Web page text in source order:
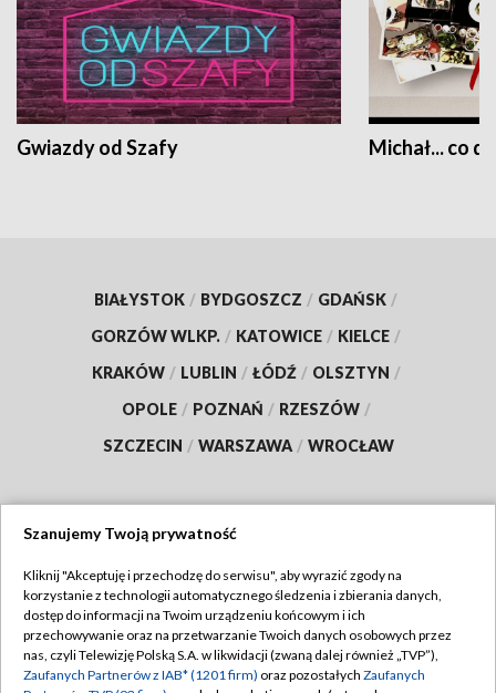
Gwiazdy od Szafy Michał... co
BIAŁYSTOK / BYDGOSZCZ / GDAŃSK /
GORZÓW WLKP. / KATOWICE / KIELCE /
KRAKÓW / LUBLIN / ŁÓDŹ / OLSZTYN /
OPOLE / POZNAŃ / RZESZÓW /
SZCZECIN / WARSZAWA / WROCŁAW
TVP
Abonament TVP
Emisja w TVP
Regulamin TVP
Polityka prywatności
Szanujemy Twoją prywatność
Kliknij "Akceptuję i przechodzę do serwisu", aby wyrazić zgody na
korzystanie z technologii automatycznego śledzenia i zbierania danych,
dostęp do informacji na Twoim urządzeniu końcowym i ich
przechowywanie oraz na przetwarzanie Twoich danych osobowych przez
nas, czyli Telewizję Polską S.A. w likwidacji (zwaną dalej również „TVP”),
Zaufanych Partnerów z IAB* (1201 firm) oraz pozostałych Zaufanych